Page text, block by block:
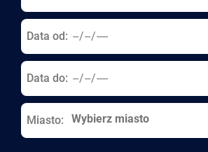
Data od:
Data do:
Miasto: